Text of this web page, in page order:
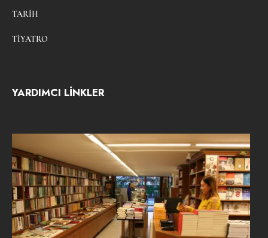
TARIH
TIYATRO
YARDIMCI LİNKLER